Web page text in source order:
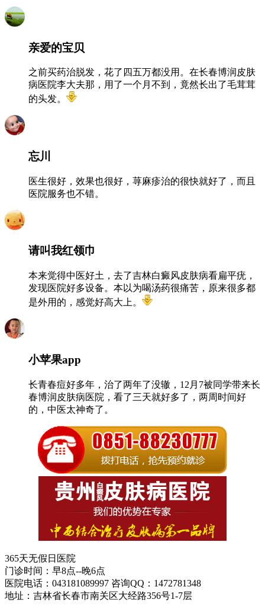
亲爱的宝贝
之前买药治脱发，花了四五万都没用。在长春博润皮肤
病医院李大夫那，用了一个月不到，竟然长出了毛茸茸
的头发。
忘川
医生很好，效果也很好，荨麻疹治的很快就好了，而且
医院服务也不错。
请叫我红领巾
本来觉得中医好土，去了吉林白癜风皮肤病看扁平疣，
发现医院好多设备。本以为喝汤药很痛苦，原来很多都
是外用的，感觉好高大上。
小苹果app
长青春痘好多年，治了两年了没辙，12月7被同学带来长
春博润皮肤病医院，看了三天就好多了，两周时间好
的，中医太神奇了。
365天无假日医院
门诊时间：早8点--晚6点
医院电话：043181089997 咨询QQ：1472781348
地址：吉林省长春市南关区大经路356号1-7层